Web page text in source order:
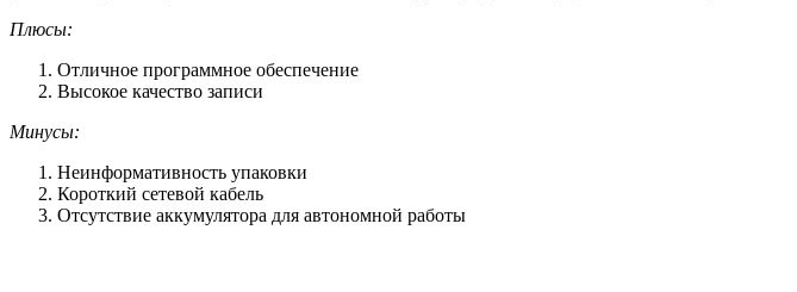
Плюсы:
Отличное программное обеспечение
Высокое качество записи
Минусы:
Неинформативность упаковки
Короткий сетевой кабель
Отсутствие аккумулятора для автономной работы